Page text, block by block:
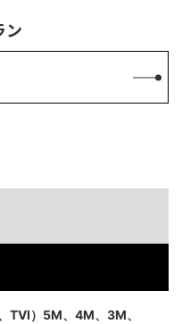
ン
TVI）5M、4M、3M、